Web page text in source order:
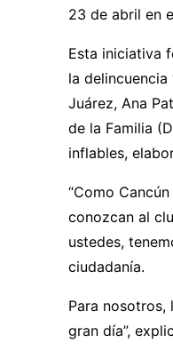
23 de abril en
Esta iniciativa
la delincuencia
Juárez, Ana
de la Familia
inflables,
“Como
conozcan al
ustedes,
ciudadanía.
Para nosotros,
gran día”,